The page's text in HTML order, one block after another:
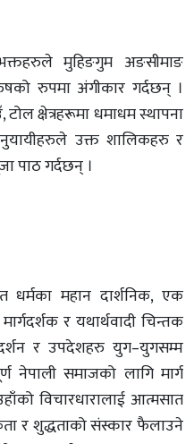
मुहिङगुम अङसीमाङ
रुपमा अंगीकार गर्दछन् ।
क्षेत्रहरूमा धमाधम स्थापना
उक्त शालिकहरु र
पाठ गर्दछन् ।
धर्मका महान दार्शनिक, एक
र यथार्थवादी चिन्तक
र उपदेशहरु युग–युगसम्म
नेपाली समाजको लागि मार्ग
विचारधारालाई आत्मसात
र शुद्धताको संस्कार फैलाउने